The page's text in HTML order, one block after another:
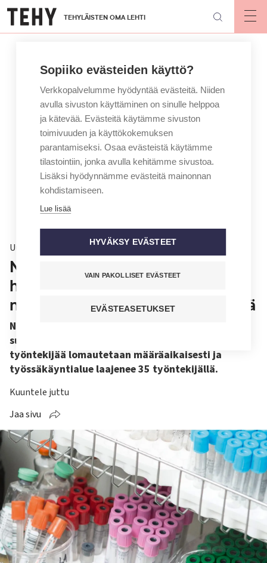
Hyppää
pääsisältöön
TEHYLÄISTEN OMA LEHTI
Uutinen
Nordlab hakee miljoonasäästöjä
henkilöstötoimilla – yt-
neuvottelut päättyivät erimielisinä
Nordlabin yt-neuvottelujen myötä työnantaja
suunnittelee lakkauttavansa 21 tehtävää. 70
työntekijää lomautetaan määräaikaisesti ja
työssäkäyntialue laajenee 35 työntekijällä.
Kuuntele juttu
Jaa sivu
Sopiiko evästeiden käyttö?
Verkkopalvelumme hyödyntää evästeitä. Niiden
avulla sivuston käyttäminen on sinulle helppoa
ja kätevää. Evästeitä käytämme sivuston
toimivuuden ja käyttökokemuksen
parantamiseksi. Osaa evästeistä käytämme
tilastointiin, jonka avulla kehitämme sivustoa.
Lisäksi hyödynnämme evästeitä mainonnan
kohdistamiseen.
Lue lisää
HYVÄKSY EVÄSTEET
VAIN PAKOLLISET EVÄSTEET
EVÄSTEASETUKSET